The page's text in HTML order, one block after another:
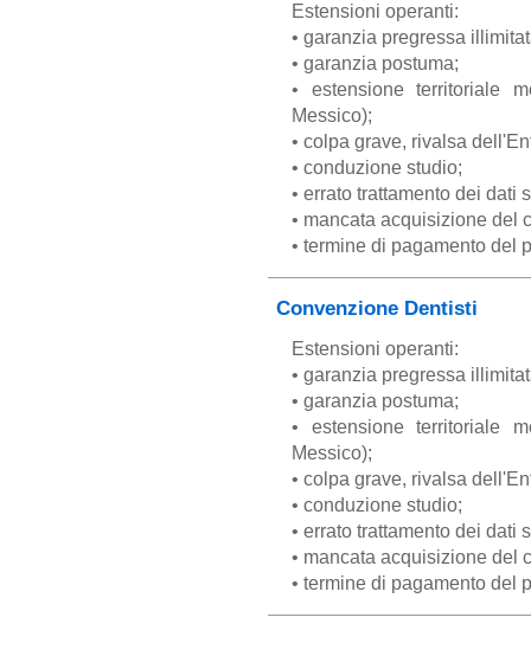
Estensioni operanti:
• garanzia pregressa
• garanzia postuma;
• estensione territoriale
Messico);
• colpa grave, rivalsa
• conduzione studio;
• errato trattamento dei dati
• mancata acquisizione del
• termine di pagamento del
Convenzione Dentisti
Estensioni operanti:
• garanzia pregressa
• garanzia postuma;
• estensione territoriale
Messico);
• colpa grave, rivalsa
• conduzione studio;
• errato trattamento dei dati
• mancata acquisizione del
• termine di pagamento del